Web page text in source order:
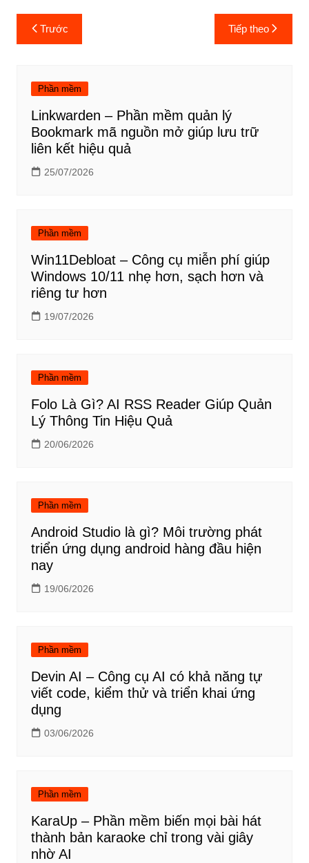
Điều
hướng
viết
Trước Tiếp theo
Phần mềm
Linkwarden – Phần mềm quản lý
Bookmark mã nguồn mở giúp lưu trữ
liên kết hiệu quả
25/07/2026
Phần mềm
Win11Debloat – Công cụ miễn phí giúp
Windows 10/11 nhẹ hơn, sạch hơn và
riêng tư hơn
19/07/2026
Phần mềm
Folo Là Gì? AI RSS Reader Giúp Quản
Lý Thông Tin Hiệu Quả
20/06/2026
Phần mềm
Android Studio là gì? Môi trường phát
triển ứng dụng android hàng đầu hiện
nay
19/06/2026
Phần mềm
Devin AI – Công cụ AI có khả năng tự
viết code, kiểm thử và triển khai ứng
dụng
03/06/2026
Phần mềm
KaraUp – Phần mềm biến mọi bài hát
thành bản karaoke chỉ trong vài giây
nhờ AI